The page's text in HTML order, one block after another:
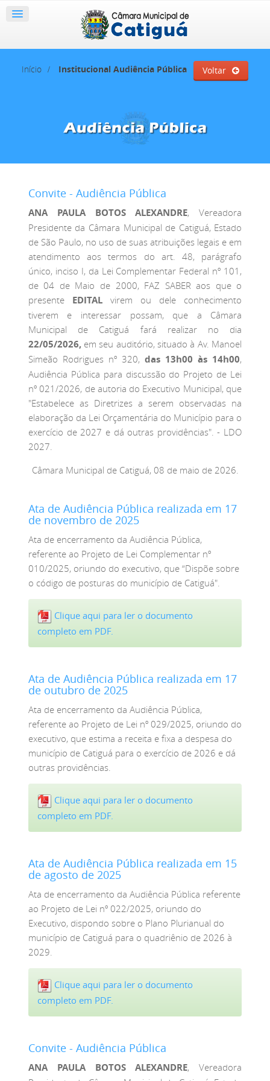
Início Institucional Audiência Pública Voltar
Convite - Audiência Pública
ANA PAULA BOTOS ALEXANDRE, Vereadora
Presidente da Câmara Municipal de Catiguá, Estado
de São Paulo, no uso de suas atribuições legais e em
atendimento aos termos do art. 48, parágrafo
único, inciso I, da Lei Complementar Federal nº 101,
de 04 de Maio de 2000, FAZ SABER aos que o
presente EDITALvirem ou dele conhecimento
tiverem e interessar possam, que a Câmara
Municipal de Catiguá fará realizar no dia
22/05/2026,em seu auditório, situado à Av. Manoel
Simeão Rodrigues nº 320, das 13h00 às 14h00,
Audiência Pública para discussão do Projeto de Lei
nº 021/2026, de autoria do Executivo Municipal, que
"Estabelece as Diretrizes a serem observadas na
elaboração da Lei Orçamentária do Município para o
exercício de 2027 e dá outras providências". - LDO
2027.
Câmara Municipal de Catiguá, 08 de maio de 2026.
Ata de Audiência Pública realizada em 17
de novembro de 2025
Ata de encerramento da Audiência Pública,
referente ao Projeto de Lei Complementar nº
010/2025, oriundo do executivo, que “Dispõe sobre
o código de posturas do município de Catiguá".
Clique aqui para ler o documento
completo em PDF.
Ata de Audiência Pública realizada em 17
de outubro de 2025
Ata de encerramento da Audiência Pública,
referente ao Projeto de Lei nº 029/2025, oriundo do
executivo, que estima a receita e fixa a despesa do
município de Catiguá para o exercício de 2026 e dá
outras providências.
Clique aqui para ler o documento
completo em PDF.
Ata de Audiência Pública realizada em 15
de agosto de 2025
Ata de encerramento da Audiência Pública referente
ao Projeto de Lei nº 022/2025, oriundo do
Executivo, dispondo sobre o Plano Plurianual do
município de Catiguá para o quadriênio de 2026 à
2029.
Clique aqui para ler o documento
completo em PDF.
Convite - Audiência Pública
ANA PAULA BOTOS ALEXANDRE, Vereadora